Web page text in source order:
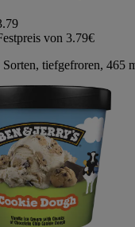
von 3.79€
Sorten, tiefgefroren, 465